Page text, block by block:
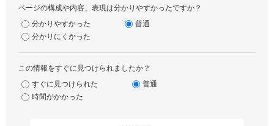
ページの構成や内容、表現は分かりやすかったですか？
分かりやすかった
普通
分かりにくかった
この情報をすぐに見つけられましたか？
すぐに見つけられた
普通
時間がかかった